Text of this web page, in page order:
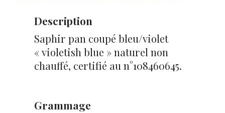
Description
Saphir pan coupé bleu/violet
« violetish blue » naturel non
chauffé, certifié au n°108460645.
Grammage